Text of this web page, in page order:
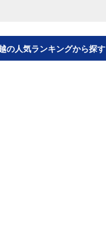
の人気ランキングから探す